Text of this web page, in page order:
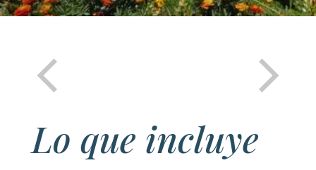
Lo que incluye